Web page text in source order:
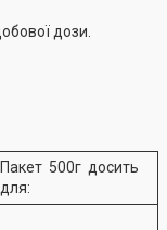
дози.
Пакет 500г досить
для: